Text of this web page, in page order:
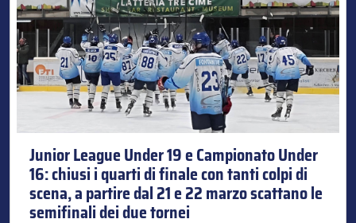
Junior League Under 19 e Campionato Under
16: chiusi i quarti di finale con tanti colpi di
scena, a partire dal 21 e 22 marzo scattano le
semifinali dei due tornei